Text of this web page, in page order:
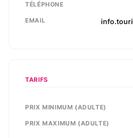
TÉLÉPHONE
EMAIL
TARIFS
PRIX MINIMUM (ADULTE)
PRIX MAXIMUM (ADULTE)